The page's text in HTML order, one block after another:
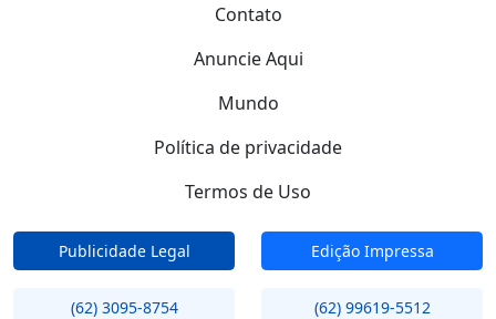
Contato
Anuncie Aqui
Mundo
Política de privacidade
Termos de Uso
Publicidade Legal Edição Impressa
(62) 3095-8754 (62) 99619-5512